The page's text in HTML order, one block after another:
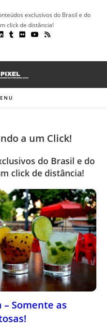
exclusivos do Brasil e do
click de distância!
a um Click!
do Brasil e do
click de distância!
Somente as